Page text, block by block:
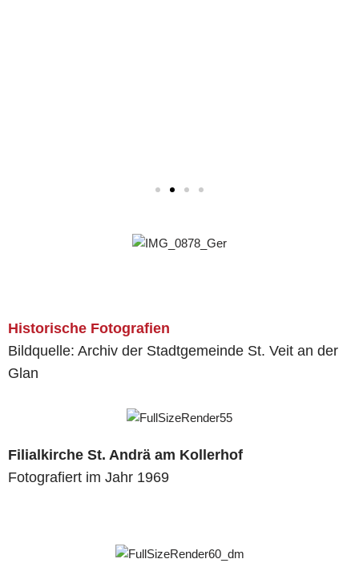
Historische Fotografien
Bildquelle: Archiv der Stadtgemeinde St. Veit an der
Glan
Filialkirche St. Andrä am Kollerhof
Fotografiert im Jahr 1969